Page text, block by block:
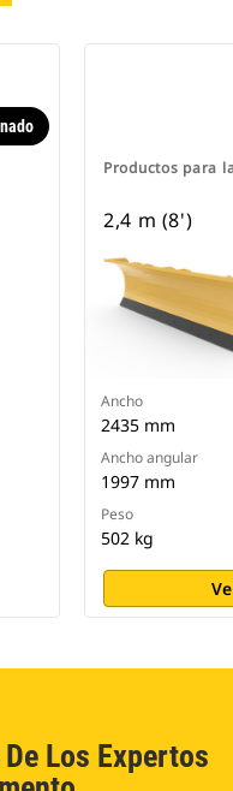
Productos para
2,4 m (8')
Ancho
2435 mm
Ancho angular
1997 mm
Peso
502 kg
Los Expertos